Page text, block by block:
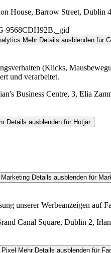
House, Barrow Street,
9568CDH92B,_gid
Mehr Details ausblenden für
(Klicks,
und verarbeitet.
Business Centre, 3, Elia
Details ausblenden für Hotjar
Details ausblenden für
unserer Werbeanzeigen auf
Canal Square, Dublin 2,
Mehr Details ausblenden für